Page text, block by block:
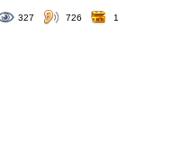
327 726 1